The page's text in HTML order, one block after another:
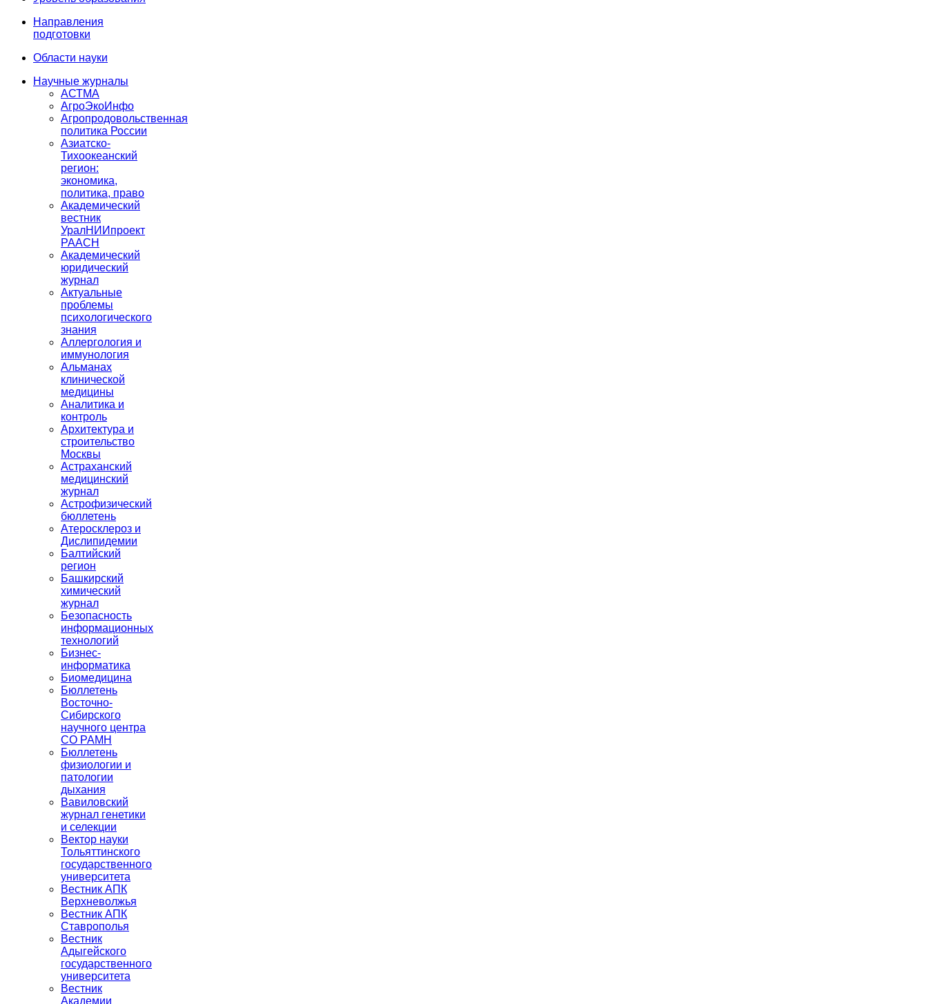
Направления
подготовки
Области науки
Научные журналы
АСТМА
АгроЭкоИнфо
Агропродовольственная
политика России
Азиатско-
Тихоокеанский
регион:
экономика,
политика, право
Академический
вестник
УралНИИпроект
РААСН
Академический
юридический
журнал
Актуальные
проблемы
психологического
знания
Аллергология и
иммунология
Альманах
клинической
медицины
Аналитика и
контроль
Архитектура и
строительство
Москвы
Астраханский
медицинский
журнал
Астрофизический
бюллетень
Атеросклероз и
Дислипидемии
Балтийский
регион
Башкирский
химический
журнал
Безопасность
информационных
технологий
Бизнес-
информатика
Биомедицина
Бюллетень
Восточно-
Сибирского
научного центра
СО РАМН
Бюллетень
физиологии и
патологии
дыхания
Вавиловский
журнал генетики
и селекции
Вектор науки
Тольяттинского
государственного
университета
Вестник АПК
Верхневолжья
Вестник АПК
Ставрополья
Вестник
Адыгейского
государственного
университета
Вестник
Академии